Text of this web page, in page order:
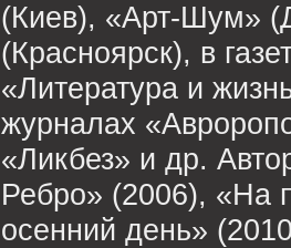
(Киев), «Арт-Шум»
(Красноярск), в
«Литература и
журналах
«Ликбез» и др.
Ребро» (2006), «На
осенний день»